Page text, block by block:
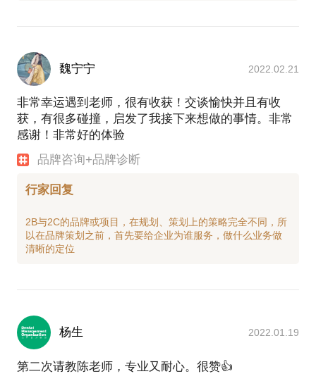
魏宁宁 2022.02.21
非常幸运遇到老师，很有收获！交谈愉快并且有收
获，有很多碰撞，启发了我接下来想做的事情。非常
感谢！非常好的体验
品牌咨询+品牌诊断
行家回复
2B与2C的品牌或项目，在规划、策划上的策略完全不同，所
以在品牌策划之前，首先要给企业为谁服务，做什么业务做
杨生 2022.01.19
第二次请教陈老师，专业又耐心。很赞👍